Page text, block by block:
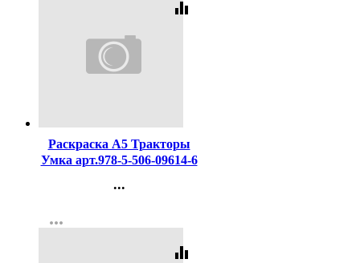
equalizer
Раскраска А5 Тракторы
Умка арт.978-5-506-09614-6
...
Регистрация
more_horiz
equalizer